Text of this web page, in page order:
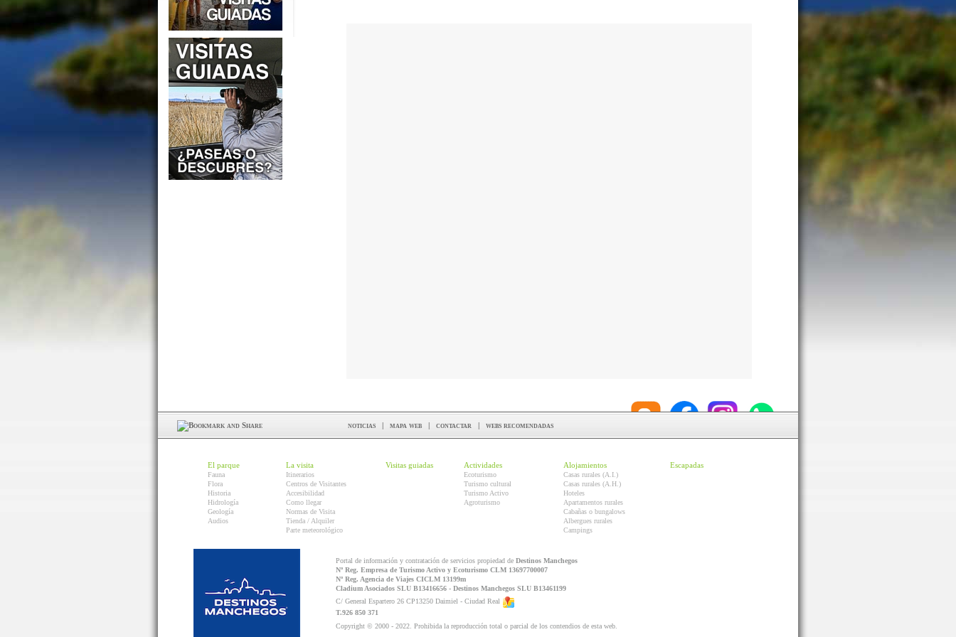
noticias | mapa web | contactar | webs recomendadas
El parque
Fauna
Flora
Historia
Hidrología
Geología
Audios
La visita
Itinerarios
Centros de Visitantes
Accesibilidad
Como llegar
Normas de Visita
Tienda / Alquiler
Parte meteorológico
Visitas guiadas Actividades
Ecoturismo
Turismo cultural
Turismo Activo
Agroturismo
Alojamientos
Casas rurales (A.I.)
Casas rurales (A.H.)
Hoteles
Apartamentos rurales
Cabañas o bungalows
Albergues rurales
Campings
Escapadas
Portal de información y contratación de servicios propiedad de Destinos Manchegos
Nº Reg. Empresa de Turismo Activo y Ecoturismo CLM 13697700007
Nº Reg. Agencia de Viajes CICLM 13199m
Cladium Asociados SLU B13416656 - Destinos Manchegos SLU B13461199
C/ General Espartero 26 CP13250 Daimiel - Ciudad Real
T.926 850 371
Copyright © 2000 - 2022. Prohibida la reproducción total o parcial de los contendios de esta web.